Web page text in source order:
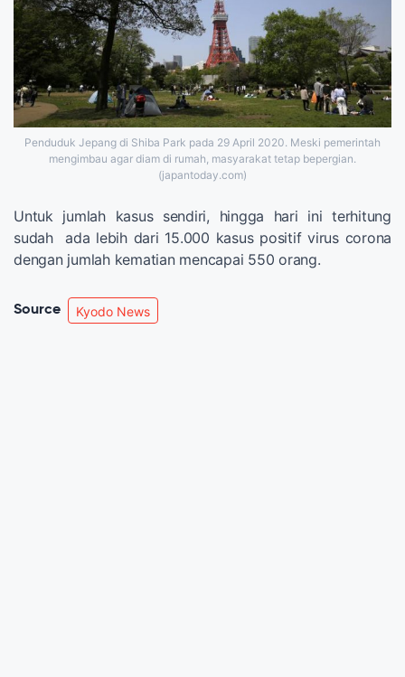
Penduduk Jepang di Shiba Park pada 29 April 2020. Meski pemerintah
mengimbau agar diam di rumah, masyarakat tetap bepergian.
(japantoday.com)
Untuk jumlah kasus sendiri, hingga hari ini terhitung
sudah ada lebih dari 15.000 kasus positif virus corona
dengan jumlah kematian mencapai 550 orang.
Source Kyodo News